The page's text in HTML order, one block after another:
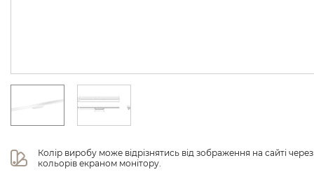
Колір виробу може відрізнятись від зображення на сайті
кольорів екраном монітору.